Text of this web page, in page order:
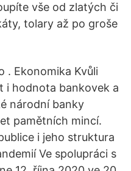
vše od zlatých či
tolary až po groše
. Ekonomika Kvůli
i hodnota bankovek a
národní banky
pamětních mincí.
i jeho struktura
Ve spolupráci s